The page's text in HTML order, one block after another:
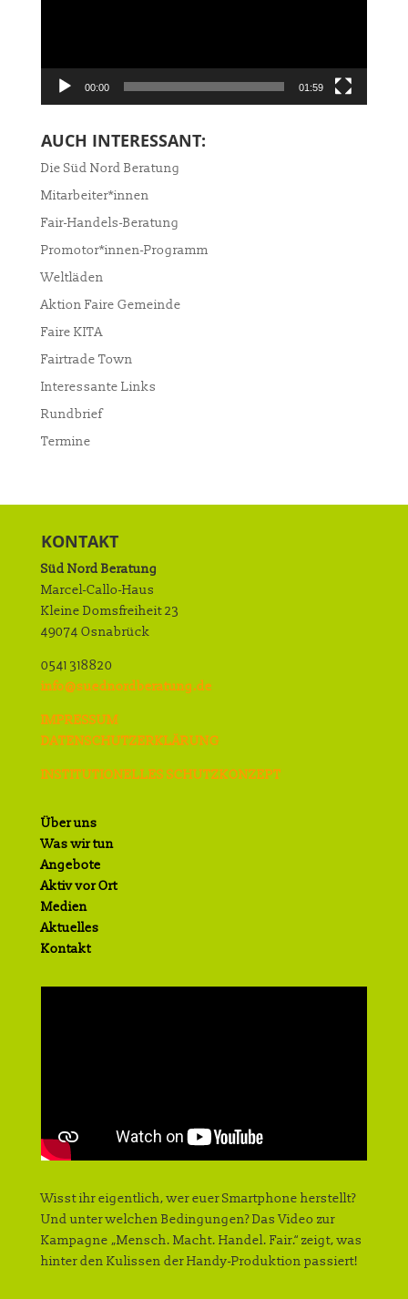
00:00 01:59
AUCH INTERESSANT:
Die Süd Nord Beratung
Mitarbeiter*innen
Fair-Handels-Beratung
Promotor*innen-Programm
Weltläden
Aktion Faire Gemeinde
Faire KITA
Fairtrade Town
Interessante Links
Rundbrief
Termine
KONTAKT
Süd Nord Beratung
Marcel-Callo-Haus
Kleine Domsfreiheit 23
49074 Osnabrück
0541 318820
info@suednordberatung.de
IMPRESSUM
DATENSCHUTZERKLÄRUNG
INSTITUTIONELLES SCHUTZKONZEPT
Über uns
Was wir tun
Angebote
Aktiv vor Ort
Medien
Aktuelles
Kontakt
Wisst ihr eigentlich, wer euer Smartphone herstellt?
Und unter welchen Bedingungen? Das Video zur
Kampagne „Mensch. Macht. Handel. Fair.“ zeigt, was
hinter den Kulissen der Handy-Produktion passiert!